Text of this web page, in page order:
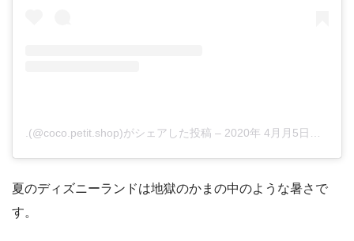
.(@coco.petit.shop)がシェアした投稿 – 2020年 4月月5日午前12時29分PDT
夏のディズニーランドは地獄のかまの中のような暑さで
す。